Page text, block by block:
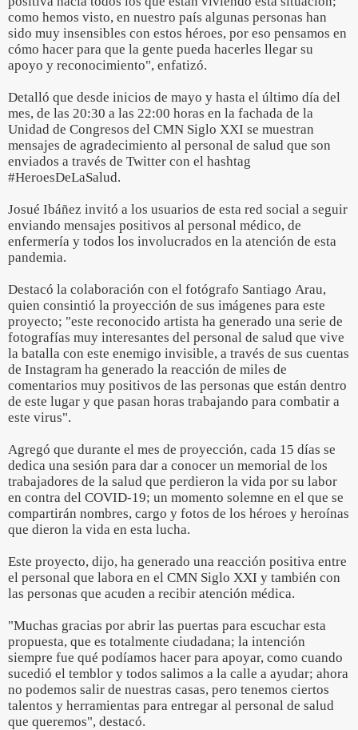
como hemos visto, en nuestro país algunas personas han
sido muy insensibles con estos héroes, por eso pensamos en
cómo hacer para que la gente pueda hacerles llegar su
apoyo y reconocimiento", enfatizó.
Detalló que desde inicios de mayo y hasta el último día del
mes, de las 20:30 a las 22:00 horas en la fachada de la
Unidad de Congresos del CMN Siglo XXI se muestran
mensajes de agradecimiento al personal de salud que son
enviados a través de Twitter con el hashtag
#HeroesDeLaSalud.
Josué Ibáñez invitó a los usuarios de esta red social a seguir
enviando mensajes positivos al personal médico, de
enfermería y todos los involucrados en la atención de esta
pandemia.
Destacó la colaboración con el fotógrafo Santiago Arau,
quien consintió la proyección de sus imágenes para este
proyecto; "este reconocido artista ha generado una serie de
fotografías muy interesantes del personal de salud que vive
la batalla con este enemigo invisible, a través de sus cuentas
de Instagram ha generado la reacción de miles de
comentarios muy positivos de las personas que están dentro
de este lugar y que pasan horas trabajando para combatir a
este virus".
Agregó que durante el mes de proyección, cada 15 días se
dedica una sesión para dar a conocer un memorial de los
trabajadores de la salud que perdieron la vida por su labor
en contra del COVID-19; un momento solemne en el que se
compartirán nombres, cargo y fotos de los héroes y heroínas
que dieron la vida en esta lucha.
Este proyecto, dijo, ha generado una reacción positiva entre
el personal que labora en el CMN Siglo XXI y también con
las personas que acuden a recibir atención médica.
"Muchas gracias por abrir las puertas para escuchar esta
propuesta, que es totalmente ciudadana; la intención
siempre fue qué podíamos hacer para apoyar, como cuando
sucedió el temblor y todos salimos a la calle a ayudar; ahora
no podemos salir de nuestras casas, pero tenemos ciertos
talentos y herramientas para entregar al personal de salud
que queremos", destacó.